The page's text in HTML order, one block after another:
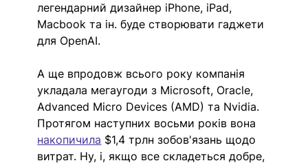
легендарний дизайнер iPhone, iPad,
Macbook та ін. буде створювати гаджети
для OpenAI.
А ще впродовж всього року компанія
укладала мегаугоди з Microsoft, Oracle,
Advanced Micro Devices (AMD) та Nvidia.
Протягом наступних восьми років вона
накопичила $1,4 трлн зобов'язань щодо
витрат. Ну, і, якщо все складеться добре,